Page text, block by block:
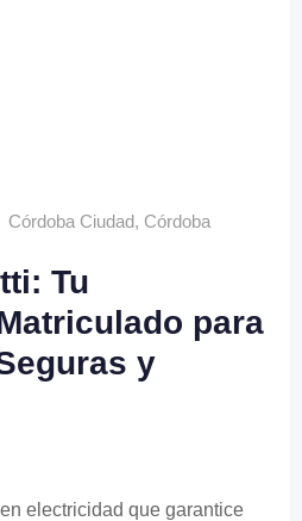
Córdoba Ciudad, Córdoba
Tu
para
y
electricidad que garantice